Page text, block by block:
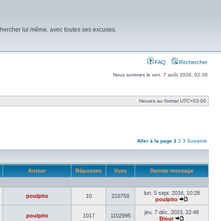
lui même, avec toutes ses excuses.
FAQ Rechercher
Nous sommes le ven. 7 août 2026, 02:39
Heures au format UTC+03:00
Aller à la page 1 2 3 Suivante
Auteur Réponses Vues Dernier message
poulpito 10 210759
lun. 5 sept. 2016, 10:28
poulpito
Voir
le
dernier
poulpito 1017 1102995
jeu. 7 déc. 2023, 22:48
Biour